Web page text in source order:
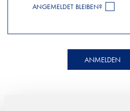
ANGEMELDET BLEIBEN?
ANMELDEN